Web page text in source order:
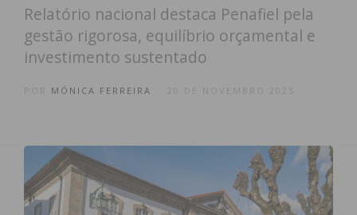
Relatório nacional destaca Penafiel pela
gestão rigorosa, equilíbrio orçamental e
investimento sustentado
MÓNICA FERREIRA